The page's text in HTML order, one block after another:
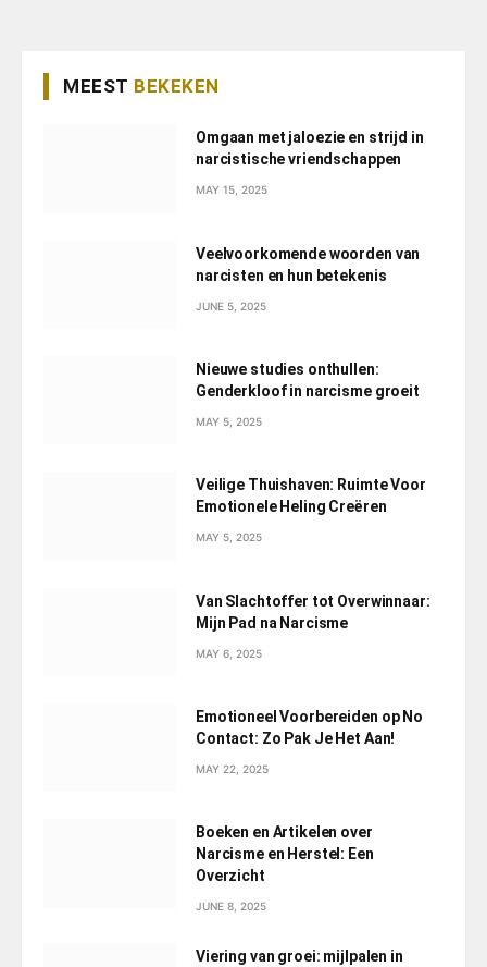
MEEST BEKEKEN
Omgaan met jaloezie en strijd in
narcistische vriendschappen
MAY 15, 2025
Veelvoorkomende woorden van
narcisten en hun betekenis
JUNE 5, 2025
Nieuwe studies onthullen:
Genderkloof in narcisme groeit
MAY 5, 2025
Veilige Thuishaven: Ruimte Voor
Emotionele Heling Creëren
MAY 5, 2025
Van Slachtoffer tot Overwinnaar:
Mijn Pad na Narcisme
MAY 6, 2025
Emotioneel Voorbereiden op No
Contact: Zo Pak Je Het Aan!
MAY 22, 2025
Boeken en Artikelen over
Narcisme en Herstel: Een
Overzicht
JUNE 8, 2025
Viering van groei: mijlpalen in